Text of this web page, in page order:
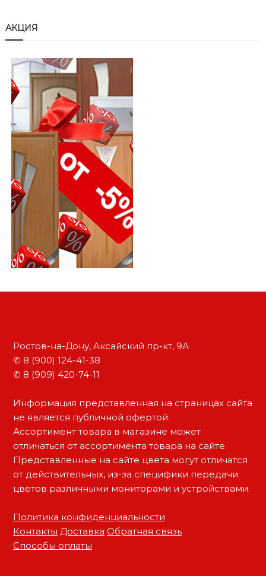
АКЦИЯ
Ростов-на-Дону, Аксайский пр-кт, 9А
✆ 8 (900) 124-41-38
✆ 8 (909) 420-74-11
Информация представленная на страницах сайта
не является публичной офертой.
Ассортимент товара в магазине может
отличаться от ассортимента товара на сайте.
Представленные на сайте цвета могут отличатся
от действительных, из-за специфики передачи
цветов различными мониторами и устройствами.
Политика конфиденциальности
Контакты Доставка Обратная связь
Способы оплаты